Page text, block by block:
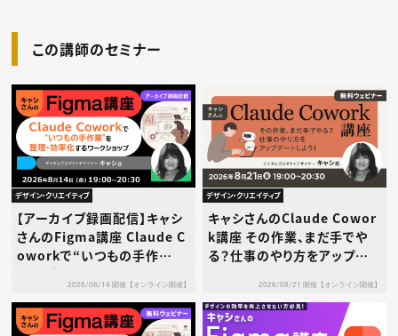
この講師のセミナー
デザイン・クリエイティブ
【アーカイブ録画配信】キャシ
さんのFigma講座 Claude C
oworkで“いつもの手作
業”を整理・効率化するワーク
2026/08/14 開催【オンライン開催】
デザイン・クリエイティブ
キャシさんのClaude Cowor
k講座 その作業、まだ手でや
る？仕事のやり方をアップデ
2026/08/21 開催【オンライン開催】